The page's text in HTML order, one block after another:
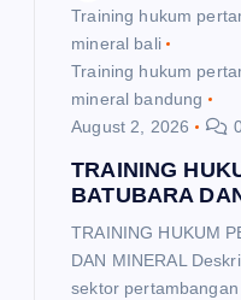
Training hukum
mineral bali
Training hukum
mineral bandung
August 2, 2026
TRAINING
BATUBARA
TRAINING HUKUM
DAN MINERAL
sektor